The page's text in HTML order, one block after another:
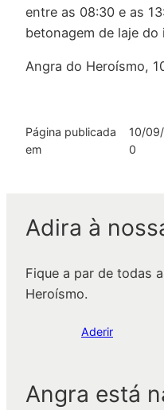
entre as 08:30 e as
betonagem de laje do
Angra do Heroísmo,
Página publicada
em
10/
0
Adira à
Fique a par de todas
Heroísmo.
Aderir
Angra está